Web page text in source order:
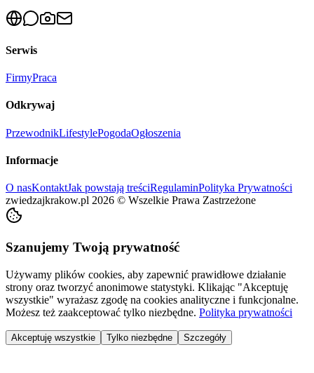
Serwis
FirmyPraca
Odkrywaj
PrzewodnikLifestylePogodaOgłoszenia
Informacje
O nasKontaktJak powstają treściRegulaminPolityka Prywatności
zwiedzajkrakow.pl 2026 © Wszelkie Prawa Zastrzeżone
Szanujemy Twoją prywatność
Używamy plików cookies, aby zapewnić prawidłowe działanie
strony oraz tworzyć anonimowe statystyki. Klikając "Akceptuję
wszystkie" wyrażasz zgodę na cookies analityczne i funkcjonalne.
Możesz też zaakceptować tylko niezbędne. Polityka prywatności
Akceptuję wszystkie Tylko niezbędne Szczegóły